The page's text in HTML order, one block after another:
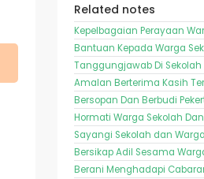
Related notes
Kepelbagaian Perayaan
Bantuan Kepada Warga
Tanggungjawab Di Sekolah
Amalan Berterima Kasih
Bersopan Dan Berbudi
Hormati Warga Sekolah
Sayangi Sekolah dan
Bersikap Adil Sesama
Berani Menghadapi